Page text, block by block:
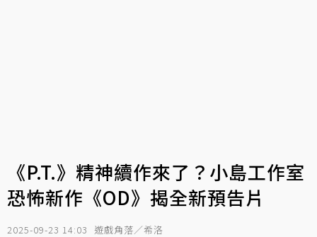
《P.T.》精神續作來了？小島工作室
恐怖新作《OD》揭全新預告片
2025-09-23 14:03 遊戲角落／希洛